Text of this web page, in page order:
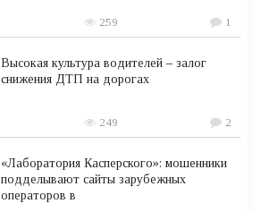
259 1
Высокая культура водителей – залог
снижения ДТП на дорогах
249 2
«Лаборатория Касперского»: мошенники
подделывают сайты зарубежных
операторов в